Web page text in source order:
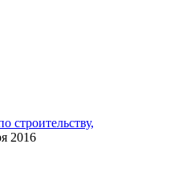
строительству,
2016